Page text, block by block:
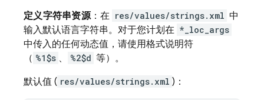
定义字符串资源：在 res/values/strings.xml 中
输入默认语言字符串。对于您计划在 *_loc_args
中传入的任何动态值，请使用格式说明符
（ %1$s 、 %2$d 等）。
默认值 ( res/values/strings.xml )：